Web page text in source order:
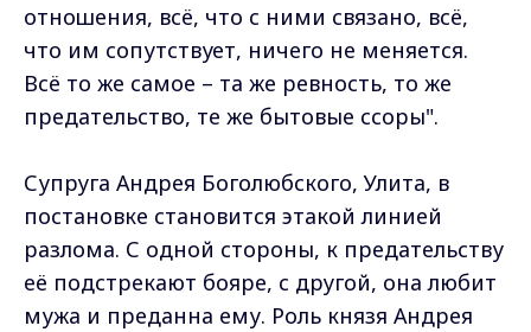
отношения, всё, что с ними связано, всё,
что им сопутствует, ничего не меняется.
Всё то же самое – та же ревность, то же
предательство, те же бытовые ссоры".
Супруга Андрея Боголюбского, Улита, в
постановке становится этакой линией
разлома. С одной стороны, к предательству
её подстрекают бояре, с другой, она любит
мужа и преданна ему. Роль князя Андрея